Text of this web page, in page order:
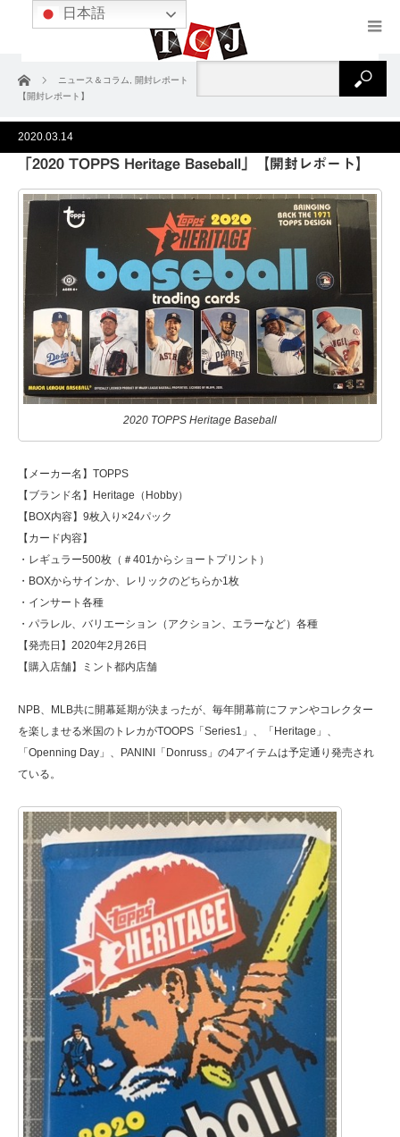
ホーム ニュース＆コラム 開封レポート
「2020 TOPPS Heritage Baseball」
【開封レポート】
2020.03.14
「2020 TOPPS Heritage Baseball」【開封レポート】
2020 TOPPS Heritage Baseball
【メーカー名】TOPPS
【ブランド名】Heritage（Hobby）
【BOX内容】9枚入り×24パック
【カード内容】
・レギュラー500枚（＃401からショートプリント）
・BOXからサインか、レリックのどちらか1枚
・インサート各種
・パラレル、バリエーション（アクション、エラーなど）各種
【発売日】2020年2月26日
【購入店舗】ミント都内店舗
NPB、MLB共に開幕延期が決まったが、毎年開幕前にファンやコレクター
を楽しませる米国のトレカがTOOPS「Series1」、「Heritage」、
「Openning Day」、PANINI「Donruss」の4アイテムは予定通り発売され
ている。
日本語